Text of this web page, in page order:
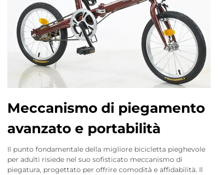
Meccanismo di piegamento
avanzato e portabilità
Il punto fondamentale della migliore bicicletta pieghevole
per adulti risiede nel suo sofisticato meccanismo di
piegatura, progettato per offrire comodità e affidabilità. Il